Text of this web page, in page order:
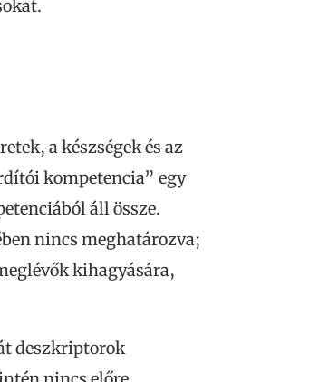
a készségek és az
kompetencia” egy
áll össze.
nincs meghatározva;
kihagyására,
deszkriptorok